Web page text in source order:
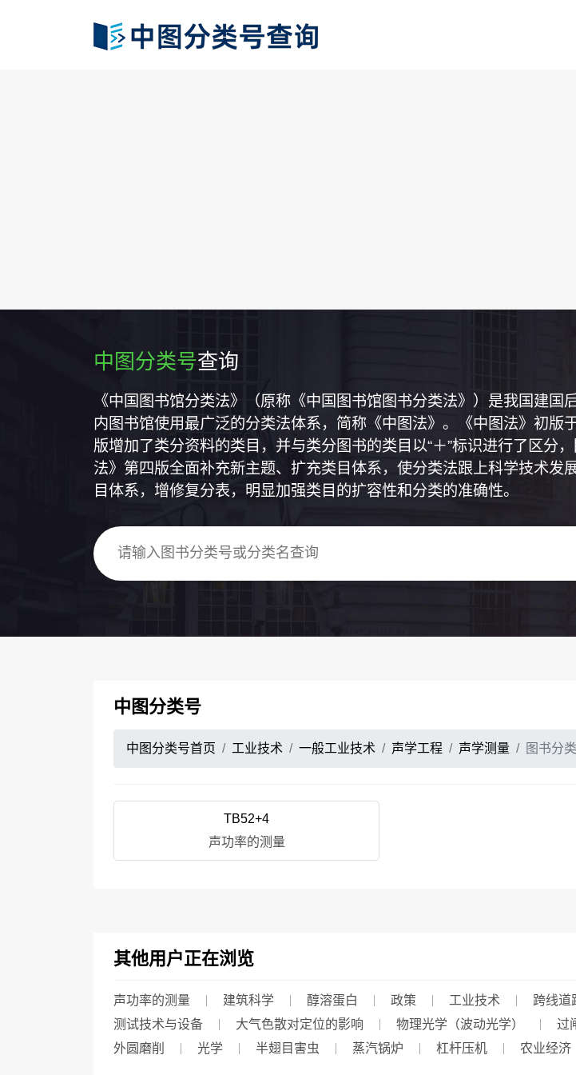
中图分类号查询
《中国图书馆分类法》（原称《中国图书馆图书分类法》）是我国建
内图书馆使用最广泛的分类法体系，简称《中图法》。《中图法》初
版增加了类分资料的类目，并与类分图书的类目以“＋”标识进行了区分
法》第四版全面补充新主题、扩充类目体系，使分类法跟上科学技术
目体系，增修复分表，明显加强类目的扩容性和分类的准确性。
中图分类号
中图分类号首页 工业技术 一般工业技术 声学工程 声学测量 图书分类
TB52+4
声功率的测量
其他用户正在浏览
声功率的测量 建筑科学 醇溶蛋白 政策 工业技术 跨线道
测试技术与设备
大气色散对定位的影响 物理光学（波动光学） 过
外圆磨削
光学 半翅目害虫 蒸汽锅炉 杠杆压机 农业经济